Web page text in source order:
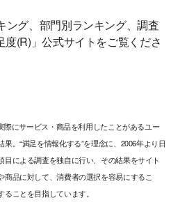
ング、部門別ランキング、調査
(R)」公式サイトをご覧くださ
にサービス・商品を利用したことがあるユー
。“満足を情報化する”を理念に、2006年より日
による調査を独自に行い、その結果をサイト
商品に対して、消費者の選択を容易にするこ
ことを目指しています。